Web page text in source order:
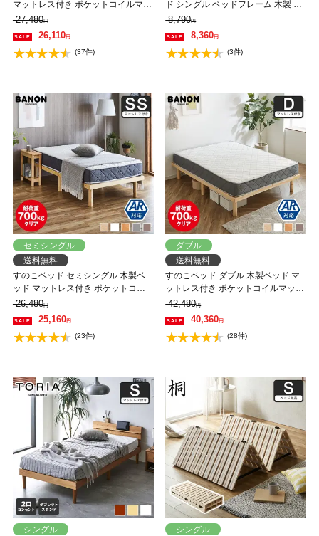
マットレス付き ポケットコイルマッ
トレス かため 組立簡単 ヘッドレス
一人暮らし 北欧 低ホルムアルデヒ
ド バノン【AR】
27,480円
26,110円
(37件)
ド シングル ベッドフレーム 木製 低
ホルムアルデヒド 軽量 軽い コンパ
クト すのこマット 桐
8,790円
8,360円
(3件)
セミシングル
送料無料
すのこベッド セミシングル 木製ベ
ッド マットレス付き ポケットコイ
ルマットレス ふつう 組立簡単 ヘッ
ドレス 一人暮らし 北欧 低ホルムア
ルデヒド バノン【AR】
26,480円
25,160円
(23件)
ダブル
送料無料
すのこベッド ダブル 木製ベッド マ
ットレス付き ポケットコイルマット
レス ふつう 組立簡単 ヘッドレス 一
人暮らし 北欧 低ホルムアルデヒド
バノン【AR】 【大型家具配送】
42,480円
40,360円
(28件)
シングル
シングル